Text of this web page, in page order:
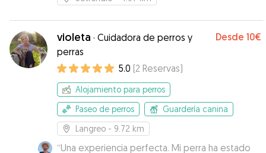
violeta · Cuidadora de perros y
perras
Desde 10€
5.0 (2 Reservas)
Alojamiento para perros
Paseo de perros
Guardería canina
Langreo - 9.72 km
“Una experiencia perfecta. Mi perra ha estado